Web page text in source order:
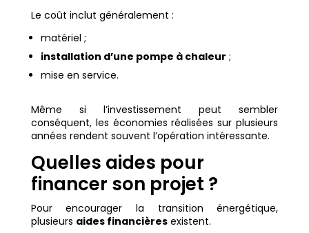
Le coût inclut généralement :
matériel ;
installation d’une pompe à chaleur ;
mise en service.
Même si l’investissement peut sembler
conséquent, les économies réalisées sur plusieurs
années rendent souvent l’opération intéressante.
Quelles aides pour
financer son projet ?
Pour encourager la transition énergétique,
plusieurs aides financièresexistent.